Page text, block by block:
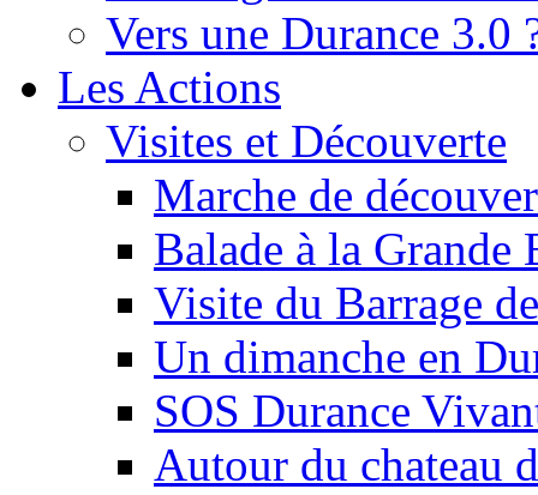
Vers une Durance 3.0
Les Actions
Visites et Découverte
Marche de
Balade à la Grande
Visite du Barrage
Un dimanche en
SOS Durance
Autour du chateau